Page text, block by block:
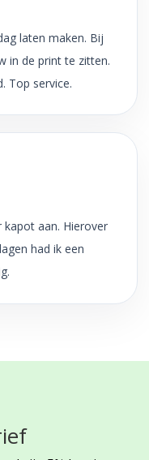
laten maken. Bij
in de print te zitten.
Top service.
aan. Hierover
had ik een